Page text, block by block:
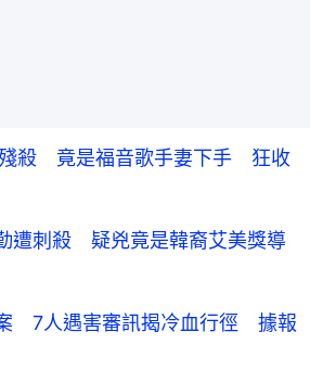
殘殺 竟是福音歌手妻下手 狂收
遭刺殺 疑兇竟是韓裔艾美獎導
7人遇害審訊揭冷血行徑 據報